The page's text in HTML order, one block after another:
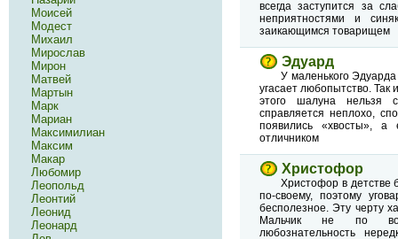
всегда заступится за
неприятностями и
заикающимся товарищем
Эдуард
У маленького
угасает любопытство.
этого шалуна нельзя
справляется неплохо,
появились «хвосты»,
отличником
Христофор
Христофор в детстве
по-своему, поэтому
бесполезное. Эту черту
Мальчик не по
любознательность
Моисей
Модест
Михаил
Мирослав
Мирон
Матвей
Мартын
Марк
Мариан
Максимилиан
Максим
Макар
Любомир
Леопольд
Леонтий
Леонид
Леонард